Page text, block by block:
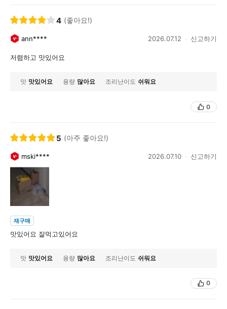
4 (좋아요!)
ann**** 2026.07.12 신고하기
저렴하고 맛있어요
맛 맛있어요 용량 많아요 조리난이도 쉬워요
0
5 (아주 좋아요!)
mski**** 2026.07.10 신고하기
재구매
맛있어요 잘먹고있어요
맛 맛있어요 용량 많아요 조리난이도 쉬워요
0